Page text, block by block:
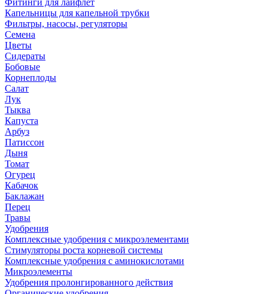
Фитинги для лайфлет
Капельницы для капельной трубки
Фильтры, насосы, регуляторы
Семена
Цветы
Сидераты
Бобовые
Корнеплоды
Салат
Лук
Тыква
Капуста
Арбуз
Патиссон
Дыня
Томат
Огурец
Кабачок
Баклажан
Перец
Травы
Удобрения
Комплексные удобрения с микроэлементами
Стимуляторы роста корневой системы
Комплексные удобрения с аминокислотами
Микроэлементы
Удобрения пролонгированного действия